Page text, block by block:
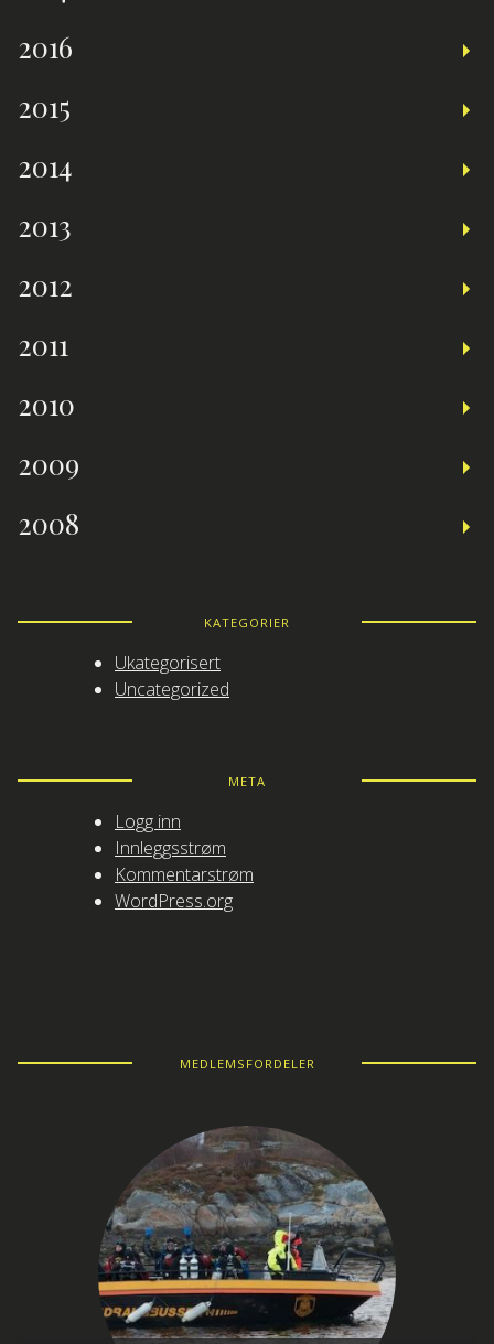
2016
2015
2014
2013
2012
2011
2010
2009
2008
KATEGORIER
Ukategorisert
Uncategorized
META
Logg inn
Innleggsstrøm
Kommentarstrøm
WordPress.org
MEDLEMSFORDELER